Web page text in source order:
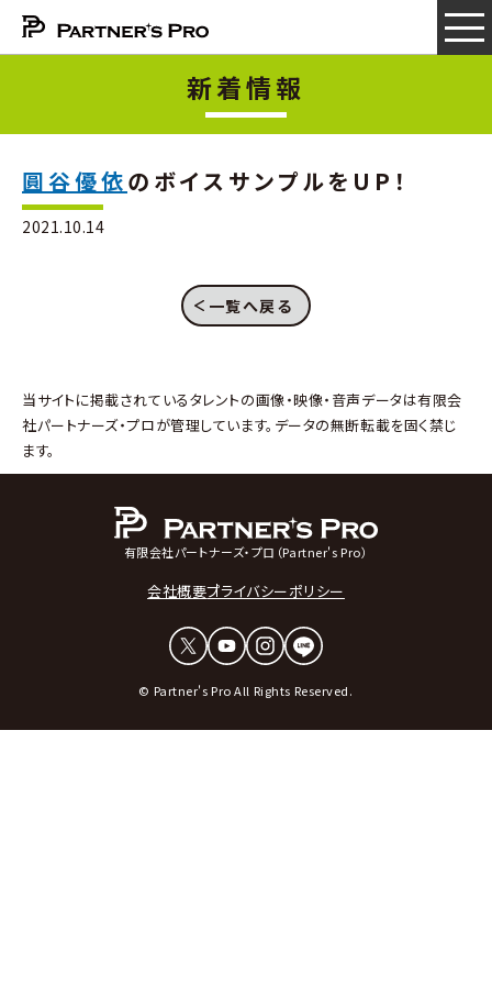
新着情報
圓谷優依のボイスサンプルをUP！
2021.10.14
一覧へ戻る
当サイトに掲載されているタレントの画像・映像・音声データは有限会
社パートナーズ・プロが管理しています。データの無断転載を固く禁じ
ます。
有限会社パートナーズ・プロ（Partner's Pro）
会社概要プライバシーポリシー
© Partner's Pro All Rights Reserved.